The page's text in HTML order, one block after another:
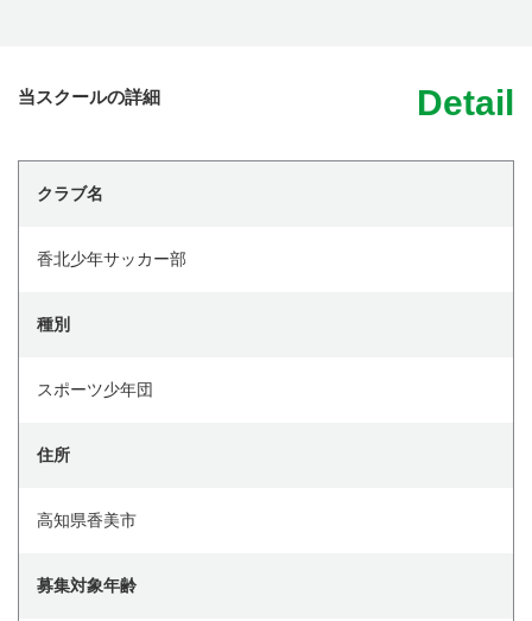
当スクールの詳細 Detail
クラブ名
香北少年サッカー部
種別
スポーツ少年団
住所
高知県香美市
募集対象年齢